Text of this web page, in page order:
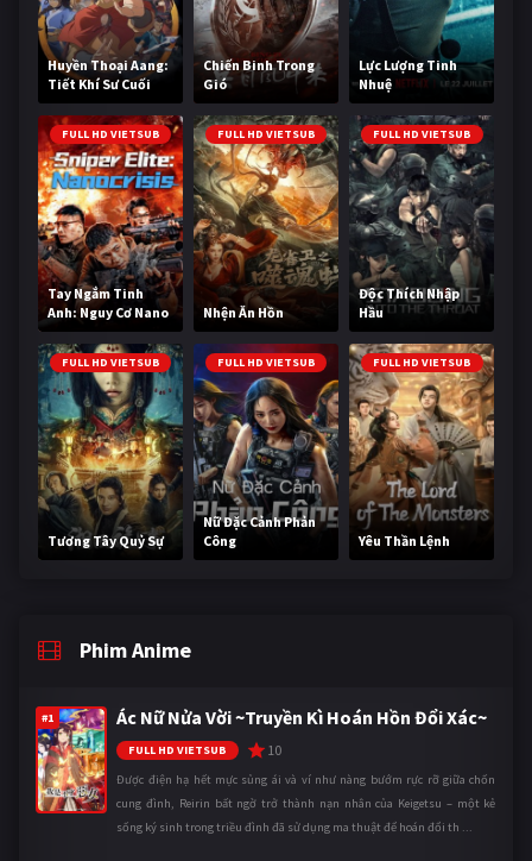
Huyền Thoại Aang:
Tiết Khí Sư Cuối
Cùng
Chiến Binh Trong
Gió
Lực Lượng Tinh
Nhuệ
FULL HD VIETSUB
Tay Ngắm Tinh
Anh: Nguy Cơ Nano
FULL HD VIETSUB
Nhện Ăn Hồn
FULL HD VIETSUB
Độc Thích Nhập
Hầu
FULL HD VIETSUB
Tương Tây Quỷ Sự
FULL HD VIETSUB
Nữ Đặc Cảnh Phản
Công
FULL HD VIETSUB
Yêu Thần Lệnh
Phim Anime
#1 Ác Nữ Nửa Vời ~Truyền Kì Hoán Hồn Đổi Xác~
FULL HD VIETSUB 10
Được điện hạ hết mực sủng ái và ví như nàng bướm rực rỡ giữa chốn
cung đình, Reirin bất ngờ trở thành nạn nhân của Keigetsu – một kẻ
sống ký sinh trong triều đình đã sử dụng ma thuật để hoán đổi th ...